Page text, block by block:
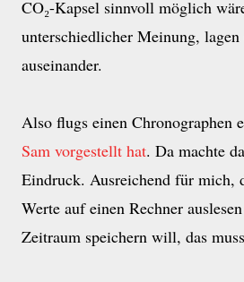
CO₂-Kapsel sinnvoll möglich
unterschiedlicher Meinung,
auseinander.
Also flugs einen Chronographen
Sam vorgestellt hat. Da machte
Eindruck. Ausreichend für mich,
Werte auf einen Rechner
Zeitraum speichern will, das